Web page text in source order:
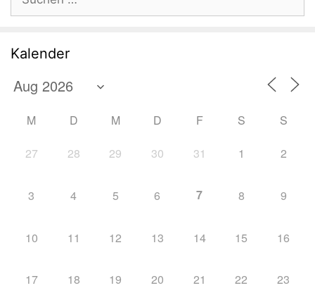
nach:
Kalender
M D M D F S S
27 28 29 30 31 1 2
3 4 5 6 7 8 9
10 11 12 13 14 15 16
17 18 19 20 21 22 23